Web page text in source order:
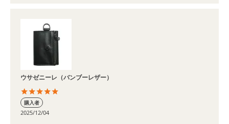
ウサゼニーレ（バンブーレザー）
購入者
2025/12/04